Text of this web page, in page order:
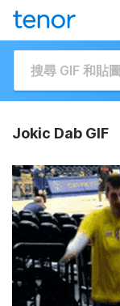
Jokic Dab GIF